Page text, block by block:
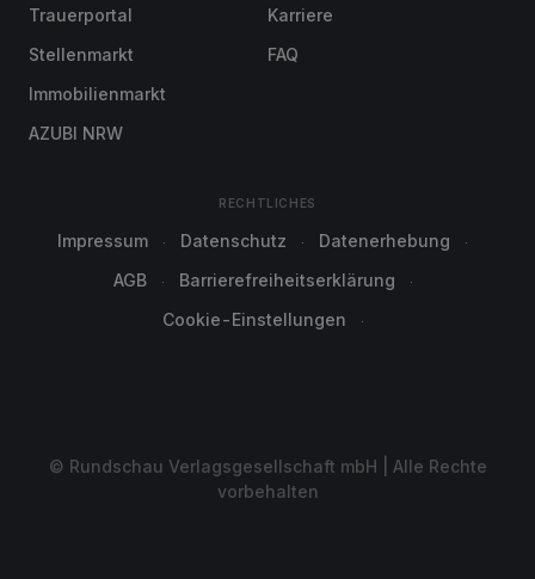
Trauerportal
Stellenmarkt
Immobilienmarkt
AZUBI NRW
Karriere
FAQ
RECHTLICHES
Impressum Datenschutz
Datenerhebung
AGB
Barrierefreiheitserklärung
Cookie-Einstellungen
© Rundschau Verlagsgesellschaft mbH | Alle Rechte
vorbehalten